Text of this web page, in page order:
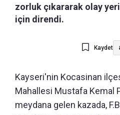
zorluk çıkararak olay
için direndi.
Kaydet
Kayseri'nin Kocasinan
Mahallesi Mustafa Kemal
meydana gelen kazada,